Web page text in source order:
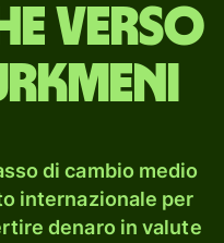
verso
di cambio medio
internazionale per
denaro in valute